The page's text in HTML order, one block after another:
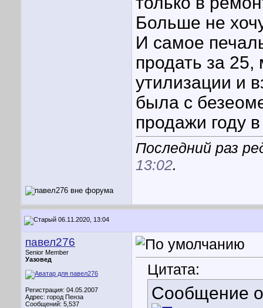
Больше не
И самое
продать за
утилизации и
была с
продажи году
Последний раз
13:02.
06.11.2020, 13:04
павел276
Senior Member
Уазовед
Регистрация: 04.05.2007
Адрес: город Пенза
Сообщений: 5,537
Цитата:
Сообщение